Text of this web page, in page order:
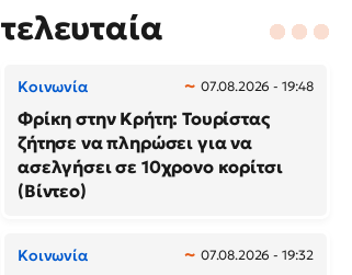
τελευταία
Κοινωνία 07.08.2026 - 19:48
Φρίκη στην Κρήτη: Τουρίστας
ζήτησε να πληρώσει για να
ασελγήσει σε 10χρονο κορίτσι
(Βίντεο)
Κοινωνία 07.08.2026 - 19:32